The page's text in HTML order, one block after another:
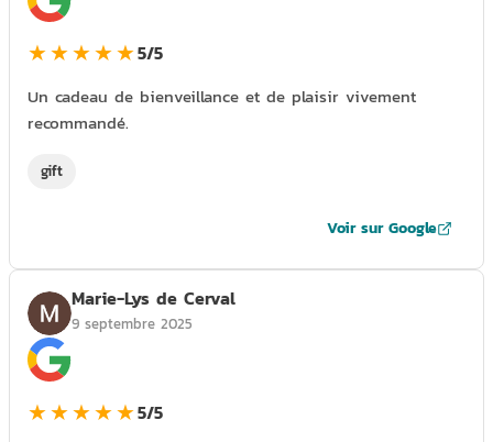
★★★★★5/5
Un cadeau de bienveillance et de plaisir vivement
recommandé.
gift
Voir sur Google
Marie-Lys de Cerval
9 septembre 2025
★★★★★5/5